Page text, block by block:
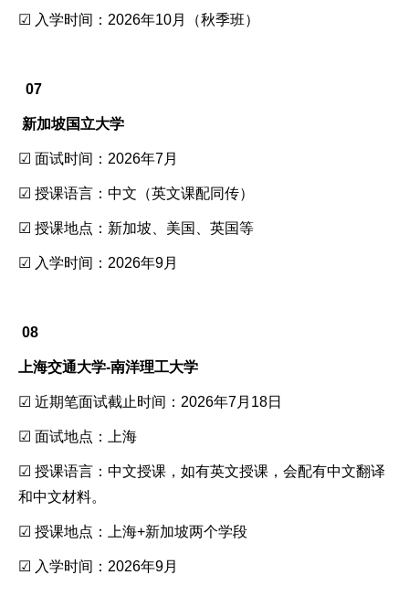
☑ 入学时间：2026年10月（秋季班）
07
新加坡国立大学
☑ 面试时间：2026年7月
☑ 授课语言：中文（英文课配同传）
☑ 授课地点：新加坡、美国、英国等
☑ 入学时间：2026年9月
08
上海交通大学-南洋理工大学
☑ 近期笔面试截止时间：2026年7月18日
☑ 面试地点：上海
☑ 授课语言：中文授课，如有英文授课，会配有中文翻译
和中文材料。
☑ 授课地点：上海+新加坡两个学段
☑ 入学时间：2026年9月